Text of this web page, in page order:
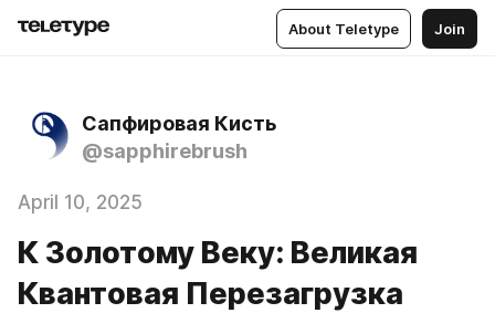
About Teletype Join
Сапфировая Кисть
@sapphirebrush
April 10, 2025
К Золотому Веку: Великая
Квантовая Перезагрузка